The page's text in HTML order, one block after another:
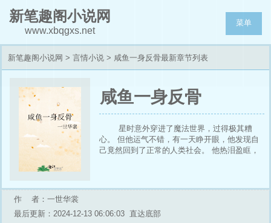
新笔趣阁小说网
www.xbqgxs.net
菜单
新笔趣阁小说网 > 言情小说 > 咸鱼一身反骨最新章节列表
咸鱼一身反骨
星时意外穿进了魔法世界，过得极其糟
心。 但他运气不错，有一天睁开眼，他发现自
己竟然回到了正常的人类社会。 他热泪盈眶，
又一批，这天又听见了熟悉的开场—— 【系统
作 者：一世华裳
最后更新：2024-12-13 06:06:03 直达底部